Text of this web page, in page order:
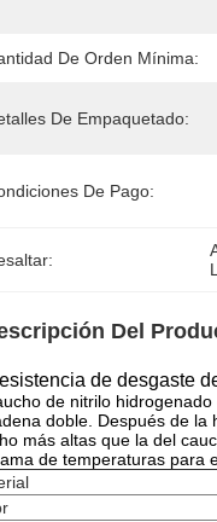
De Orden Mínima:
De Empaquetado:
De Pago:
Del
de desgaste
de nitrilo
doble. Después de la
más altas que la del
de temperaturas para